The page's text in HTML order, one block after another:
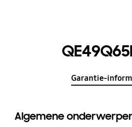
Garantie-
Algemene